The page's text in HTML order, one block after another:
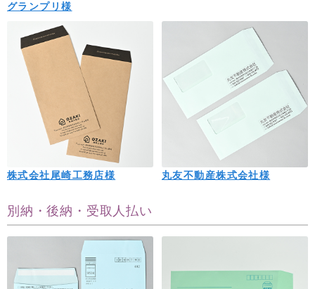
グランプリ様
株式会社尾崎工務店様 丸友不動産株式会社様
別納・後納・受取人払い